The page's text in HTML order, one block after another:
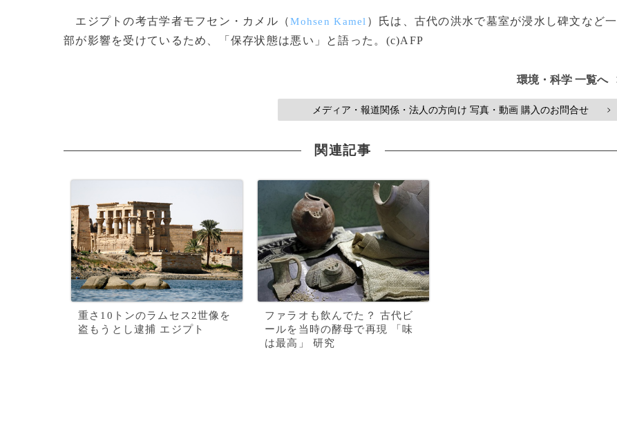
エジプトの考古学者モフセン・カメル（Mohsen Kamel ）氏は、古代の洪水で墓室が浸水し碑文など一
部が影響を受けているため、「保存状態は悪い」と語った。(c)AFP
環境・科学 一覧へ
メディア・報道関係・法人の方向け 写真・動画 購入のお問合せ >
関連記事
重さ10トンのラムセス2世像を
盗もうとし逮捕 エジプト
ファラオも飲んでた？ 古代ビ
ールを当時の酵母で再現 「味
は最高」 研究